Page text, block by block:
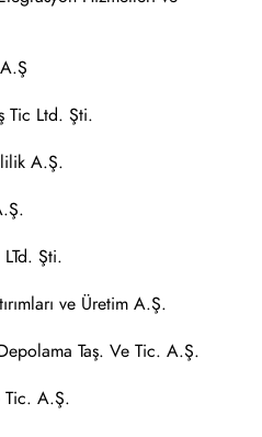
Tic Ltd. Şti.
A.Ş.
Şti.
ve Üretim A.Ş.
Taş. Ve Tic. A.Ş.
Tic. A.Ş.